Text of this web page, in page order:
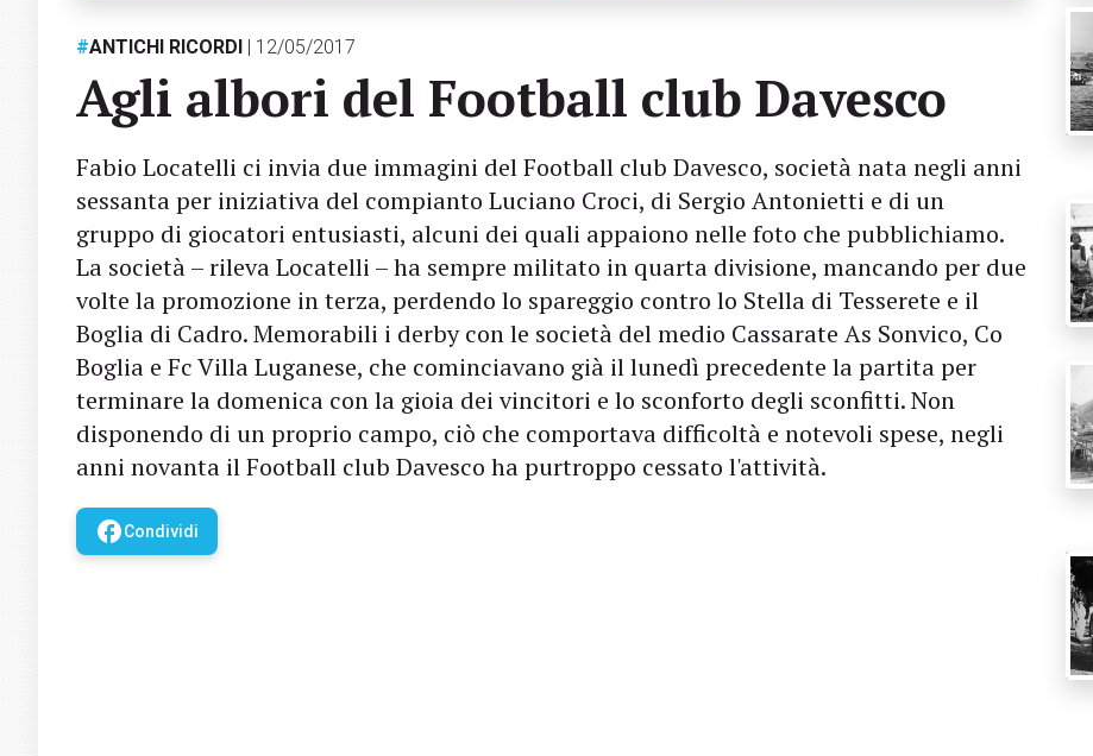
#ANTICHI RICORDI | 12/05/2017
Agli albori del Football club Davesco
Fabio Locatelli ci invia due immagini del Football club Davesco, società nata negli anni
sessanta per iniziativa del compianto Luciano Croci, di Sergio Antonietti e di un
gruppo di giocatori entusiasti, alcuni dei quali appaiono nelle foto che pubblichiamo.
La società – rileva Locatelli – ha sempre militato in quarta divisione, mancando per due
volte la promozione in terza, perdendo lo spareggio contro lo Stella di Tesserete e il
Boglia di Cadro. Memorabili i derby con le società del medio Cassarate As Sonvico, Co
Boglia e Fc Villa Luganese, che cominciavano già il lunedì precedente la partita per
terminare la domenica con la gioia dei vincitori e lo sconforto degli sconfitti. Non
disponendo di un proprio campo, ciò che comportava difficoltà e notevoli spese, negli
anni novanta il Football club Davesco ha purtroppo cessato l'attività.
facebookCondividi